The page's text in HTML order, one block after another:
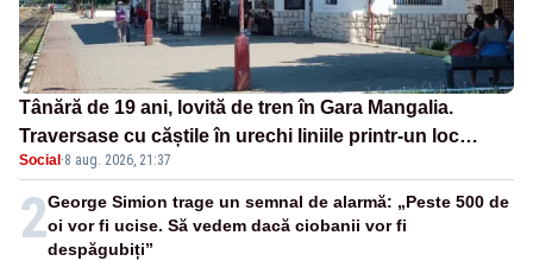
Tânără de 19 ani, lovită de tren în Gara Mangalia.
Traversase cu căștile în urechi liniile printr-un loc
nepermis
Social ·8 aug. 2026, 21:37
2George Simion trage un semnal de alarmă: „Peste 500 de
oi vor fi ucise. Să vedem dacă ciobanii vor fi
despăgubiți”